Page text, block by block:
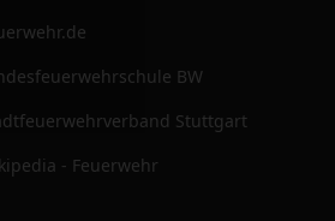
BW
Stuttgart
- Feuerwehr